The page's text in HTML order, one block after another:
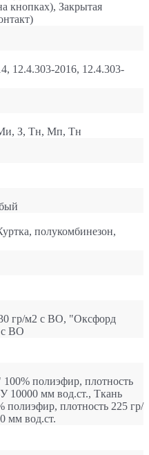
кнопках), Закрытая
12.4.303-2016, 12.4.303-
З, Тн, Мп, Тн
полукомбинезон,
гр/м2 с ВО, "Оксфорд
с ВО
полиэфир, плотность
10000 мм вод.ст., Ткань
полиэфир, плотность 225 гр/
мм вод.ст.